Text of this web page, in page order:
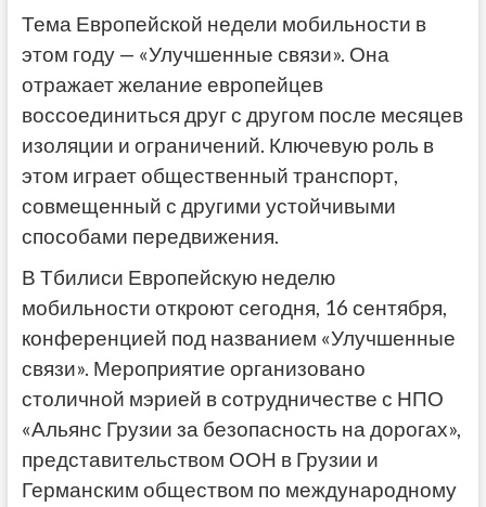
Тема Европейской недели мобильности в
этом году — «Улучшенные связи». Она
отражает желание европейцев
воссоединиться друг с другом после месяцев
изоляции и ограничений. Ключевую роль в
этом играет общественный транспорт,
совмещенный с другими устойчивыми
способами передвижения.
В Тбилиси Европейскую неделю
мобильности откроют сегодня, 16 сентября,
конференцией под названием «Улучшенные
связи». Мероприятие организовано
столичной мэрией в сотрудничестве с НПО
«Альянс Грузии за безопасность на дорогах»,
представительством ООН в Грузии и
Германским обществом по международному